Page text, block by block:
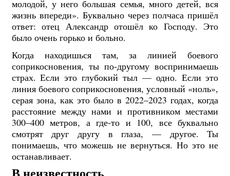
молодой, у него большая семья, много детей, вся
жизнь впереди». Буквально через полчаса пришёл
ответ: отец Александр отошёл ко Господу. Это
было очень горько и больно.
Когда находишься там, за линией боевого
соприкосновения, ты по-другому воспринимаешь
страх. Если это глубокий тыл — одно. Если это
линия боевого соприкосновения, условный «ноль»,
серая зона, как это было в 2022–2023 годах, когда
расстояние между нами и противником местами
300–400 метров, а где-то и 100, все буквально
смотрят друг другу в глаза, — другое. Ты
понимаешь, что можешь не вернуться. Но это не
останавливает.